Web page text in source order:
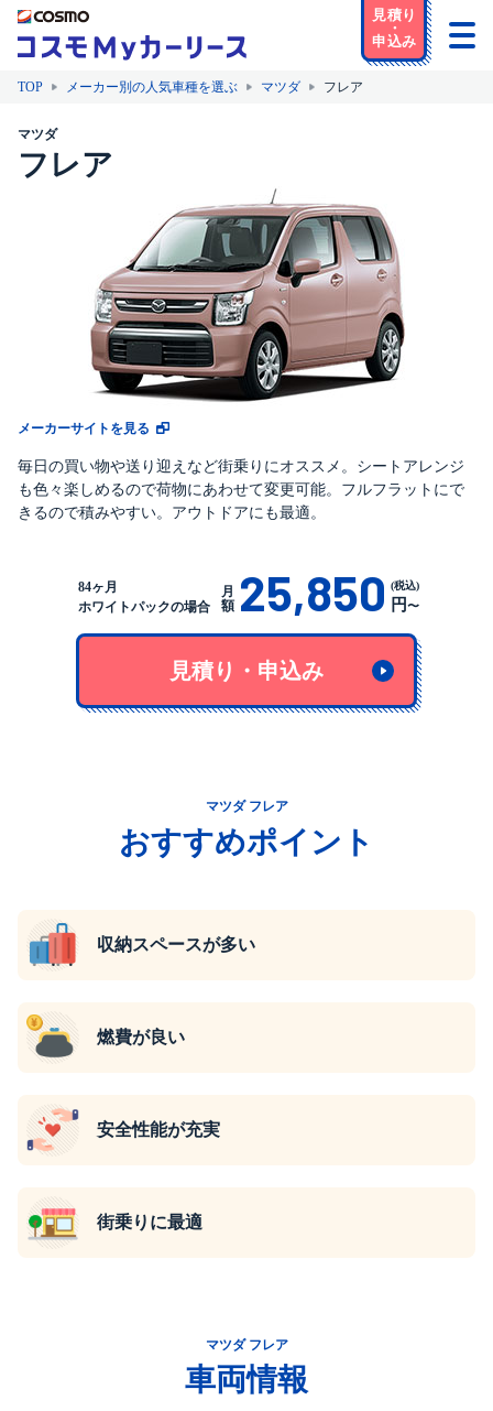
TOP メーカー別の人気車種を選ぶ マツダ フレア
マツダ
フレア
メーカーサイトを見る
毎日の買い物や送り迎えなど街乗りにオススメ。シートアレンジ
も色々楽しめるので荷物にあわせて変更可能。フルフラットにで
きるので積みやすい。アウトドアにも最適。
84ヶ月
ホワイトパックの場合
月
額 25,850 (税込)
円〜
見積り・申込み
マツダ フレア
おすすめポイント
収納スペースが多い
燃費が良い
安全性能が充実
街乗りに最適
マツダ フレア
車両情報